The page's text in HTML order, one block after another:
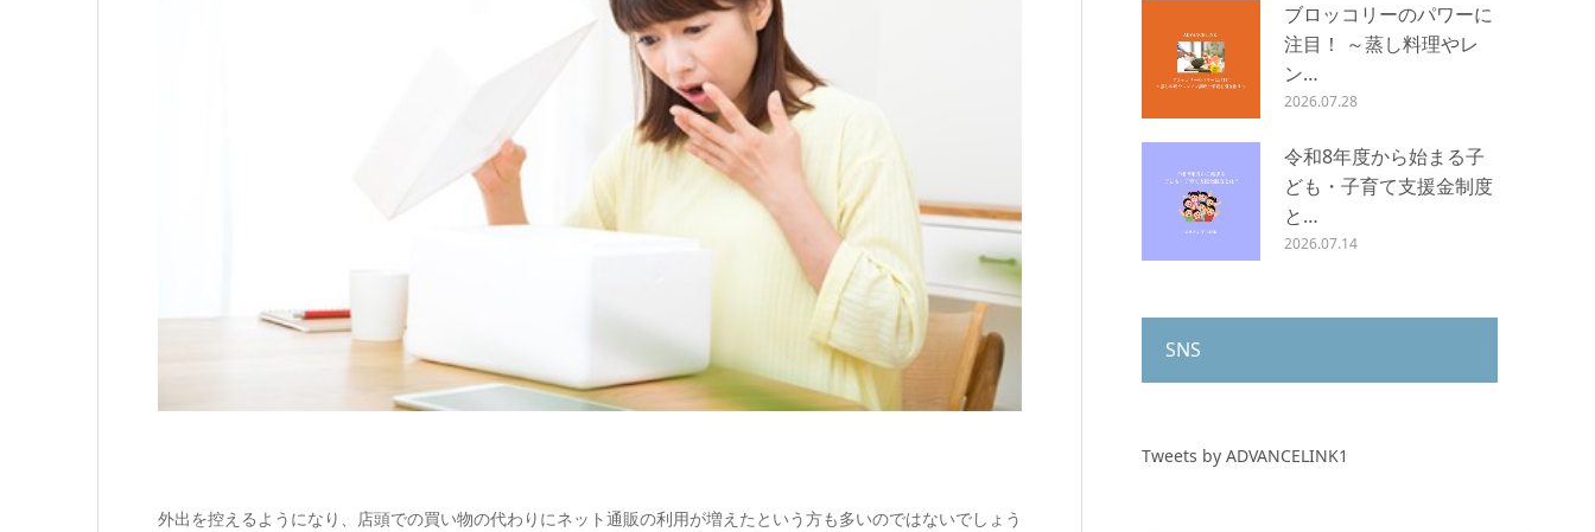
外出を控えるようになり、店頭での買い物の代わりにネット通販の利用が増えたという方も多いのではないでしょう
ブロッコリーのパワーに
注目！ ～蒸し料理やレ
ン…
2026.07.28
令和8年度から始まる子
ども・子育て支援金制度
と…
2026.07.14
SNS
Tweets by ADVANCELINK1